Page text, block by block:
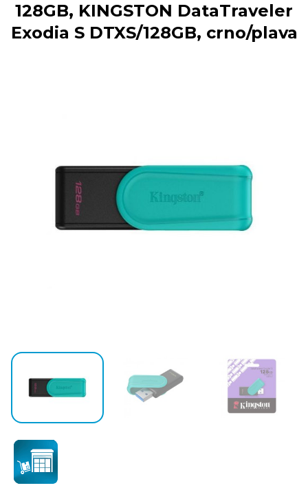
128GB, KINGSTON DataTraveler
Exodia S DTXS/128GB, crno/plava